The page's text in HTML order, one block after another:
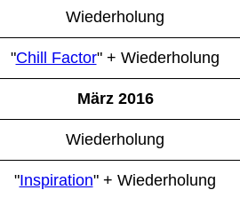
Wiederholung
"Chill Factor" + Wiederholung
März 2016
Wiederholung
"Inspiration" + Wiederholung